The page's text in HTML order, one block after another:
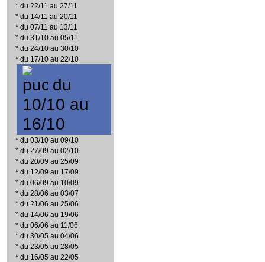
* du 22/11 au 27/11
* du 14/11 au 20/11
* du 07/11 au 13/11
* du 31/10 au 05/11
* du 24/10 au 30/10
* du 17/10 au 22/10
du
10/10 au
16/10
* du 03/10 au 09/10
* du 27/09 au 02/10
* du 20/09 au 25/09
* du 12/09 au 17/09
* du 06/09 au 10/09
* du 28/06 au 03/07
* du 21/06 au 25/06
* du 14/06 au 19/06
* du 06/06 au 11/06
* du 30/05 au 04/06
* du 23/05 au 28/05
* du 16/05 au 22/05